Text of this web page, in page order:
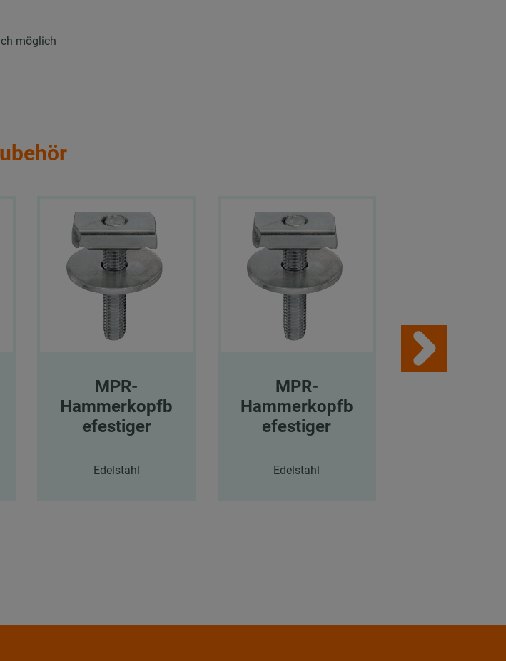
möglich
MPR-
Hammerkopfb
efestiger
Edelstahl
MPR-
Hammerkopfb
efestiger
Edelstahl